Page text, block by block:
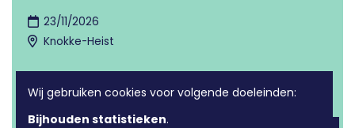
23/11/2026
Knokke-Heist
Wij gebruiken cookies voor volgende doeleinden:
Bijhouden statistieken.